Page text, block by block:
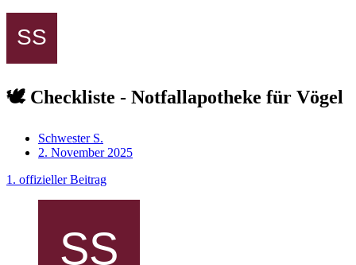
🕊️ Checkliste - Notfallapotheke für Vögel
Schwester S.
2. November 2025
1. offizieller Beitrag